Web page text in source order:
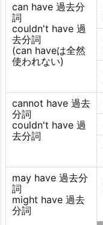
can have 過去分
詞
couldn't have 過
去分詞
(can haveは全然
使われない)
cannot have 過去
分詞
couldn't have 過
去分詞
may have 過去分
詞
might have 過去
分詞